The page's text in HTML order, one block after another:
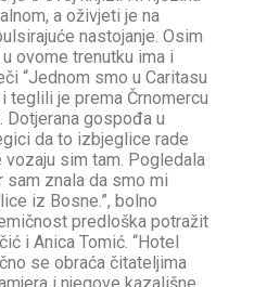
a oživjeti je na
nastojanje. Osim
ovome trenutku ima i
“Jednom smo u Caritasu
teglili je prema Črnomercu
Dotjerana gospođa u
da to izbjeglice rade
sim tam. Pogledala
sam znala da smo mi
iz Bosne.”, bolno
predloška potražit
i Anica Tomić. “Hotel
se obraća čitateljima